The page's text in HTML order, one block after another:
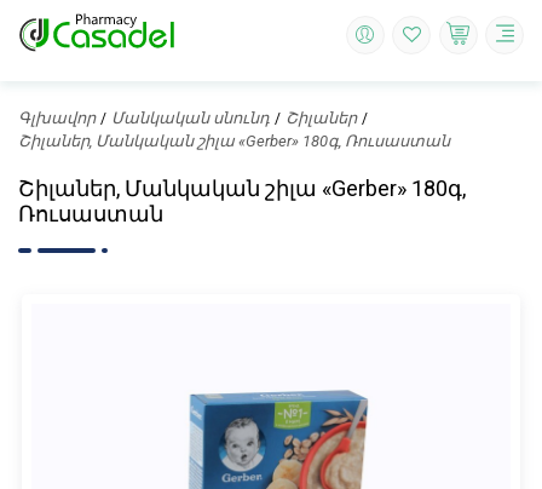
Գլխավոր Մանկական սնունդ
Շիլաներ
Շիլաներ, Մանկական շիլա «Gerber» 180գ, Ռուսաստան
Շիլաներ, Մանկական շիլա «Gerber» 180գ,
Ռուսաստան